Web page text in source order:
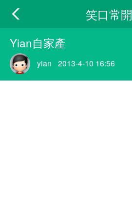
笑口常開
Yian自家產
yian 2013-4-10 16:56